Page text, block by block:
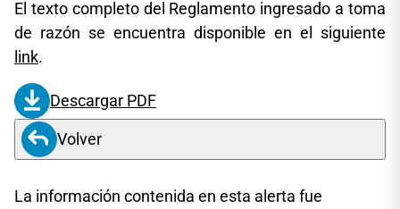
El texto completo del Reglamento ingresado a toma
de razón se encuentra disponible en el siguiente
link.
Descargar PDF
Volver
La información contenida en esta alerta fue